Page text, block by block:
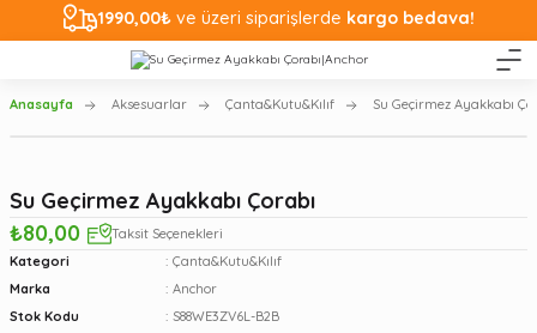
1990,00₺ ve üzeri siparişlerde kargo bedava!
Anasayfa Aksesuarlar Çanta&Kutu&Kılıf Su Geçirmez Ayakkabı
Su Geçirmez Ayakkabı Çorabı
₺80,00
Taksit Seçenekleri
Kategori
Çanta&Kutu&Kılıf
Marka
Anchor
Stok Kodu
S88WE3ZV6L-B2B